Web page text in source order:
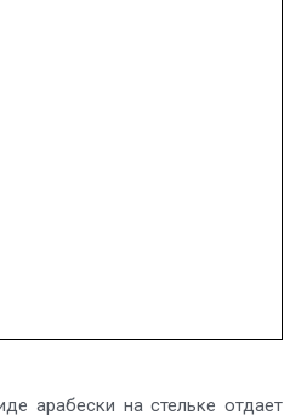
арабески на стельке отдает